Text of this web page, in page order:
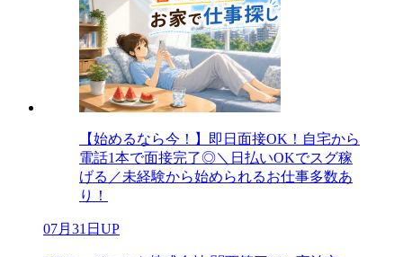
【始めるなら今！】即日面接OK！自宅から
電話1本で面接完了◎＼日払いOKでスグ稼
げる／未経験から始められるお仕事多数あ
り！
07月31日UP